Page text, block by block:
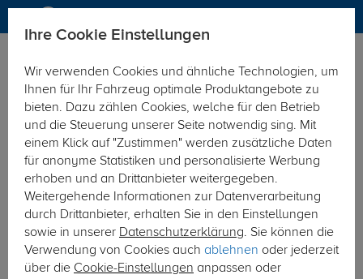
Ihre Cookie Einstellungen
Wir verwenden Cookies und ähnliche Technologien, um
Ihnen für Ihr Fahrzeug optimale Produktangebote zu
bieten. Dazu zählen Cookies, welche für den Betrieb
und die Steuerung unserer Seite notwendig sing. Mit
einem Klick auf "Zustimmen" werden zusätzliche Daten
für anonyme Statistiken und personalisierte Werbung
erhoben und an Drittanbieter weitergegeben.
Weitergehende Informationen zur Datenverarbeitung
durch Drittanbieter, erhalten Sie in den Einstellungen
sowie in unserer Datenschutzerklärung. Sie können die
Verwendung von Cookies auch ablehnen oder jederzeit
über die Cookie-Einstellungen anpassen oder